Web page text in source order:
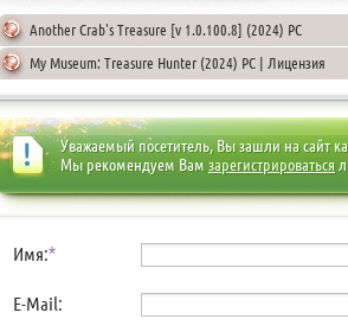
Another Crab's Treasure [v 1.0.100.8] (2024) PC
My Museum: Treasure Hunter (2024) PC | Лицензия
Уважаемый посетитель, Вы зашли на сайт
Мы рекомендуем Вам зарегистрироваться
Имя:*
E-Mail: